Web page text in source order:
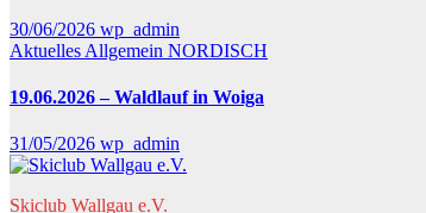
30/06/2026 wp_admin
Aktuelles Allgemein NORDISCH
19.06.2026 – Waldlauf in Woiga
31/05/2026 wp_admin
Skiclub Wallgau e.V.